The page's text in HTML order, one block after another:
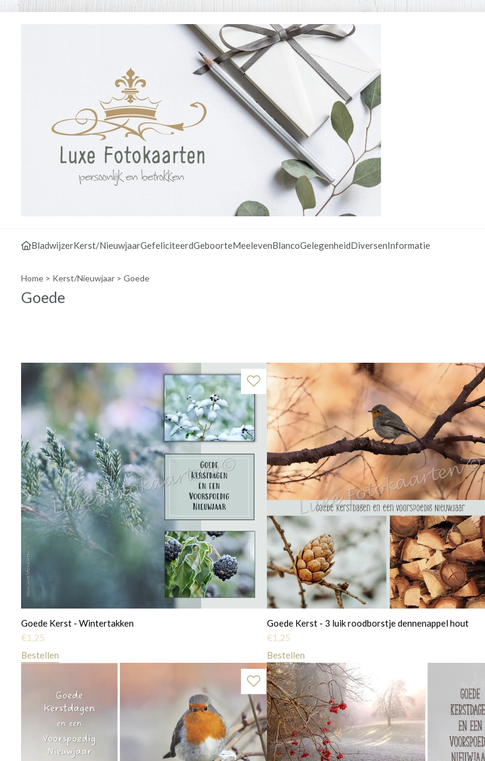
BladwijzerKerst/NieuwjaarGefeliciteerdGeboorteMeelevenBlancoGelegenheidDiversenInformatie
Home > Kerst/Nieuwjaar > Goede
Goede
Goede Kerst - Wintertakken
€1,25
Bestellen
Goede Kerst - 3 luik roodborstje dennenappel hout
€1,25
Bestellen